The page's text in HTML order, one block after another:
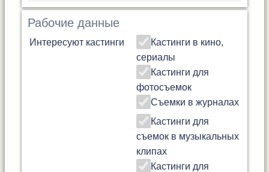
Рабочие данные
Интересуют кастинги
Кастинги в кино,
сериалы
Кастинги для
фотосъемок
Съемки в журналах
Кастинги для
съемок в музыкальных
клипах
Кастинги для